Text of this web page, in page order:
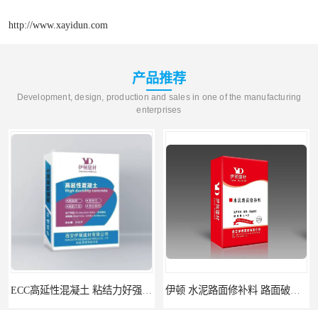
http://www.xayidun.com
产品推荐
Development, design, production and sales in one of the manufacturing
enterprises